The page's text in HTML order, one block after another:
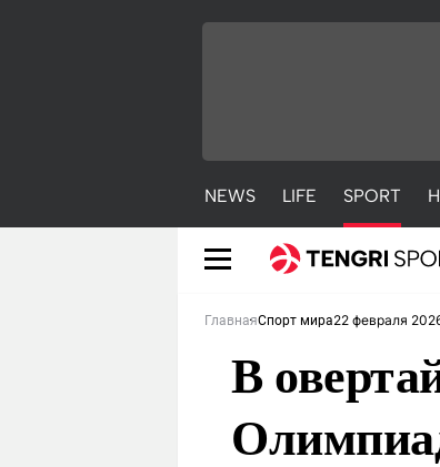
NEWS LIFE SPORT
NEWS
ГлавнаяСпорт мира22 февраля
В